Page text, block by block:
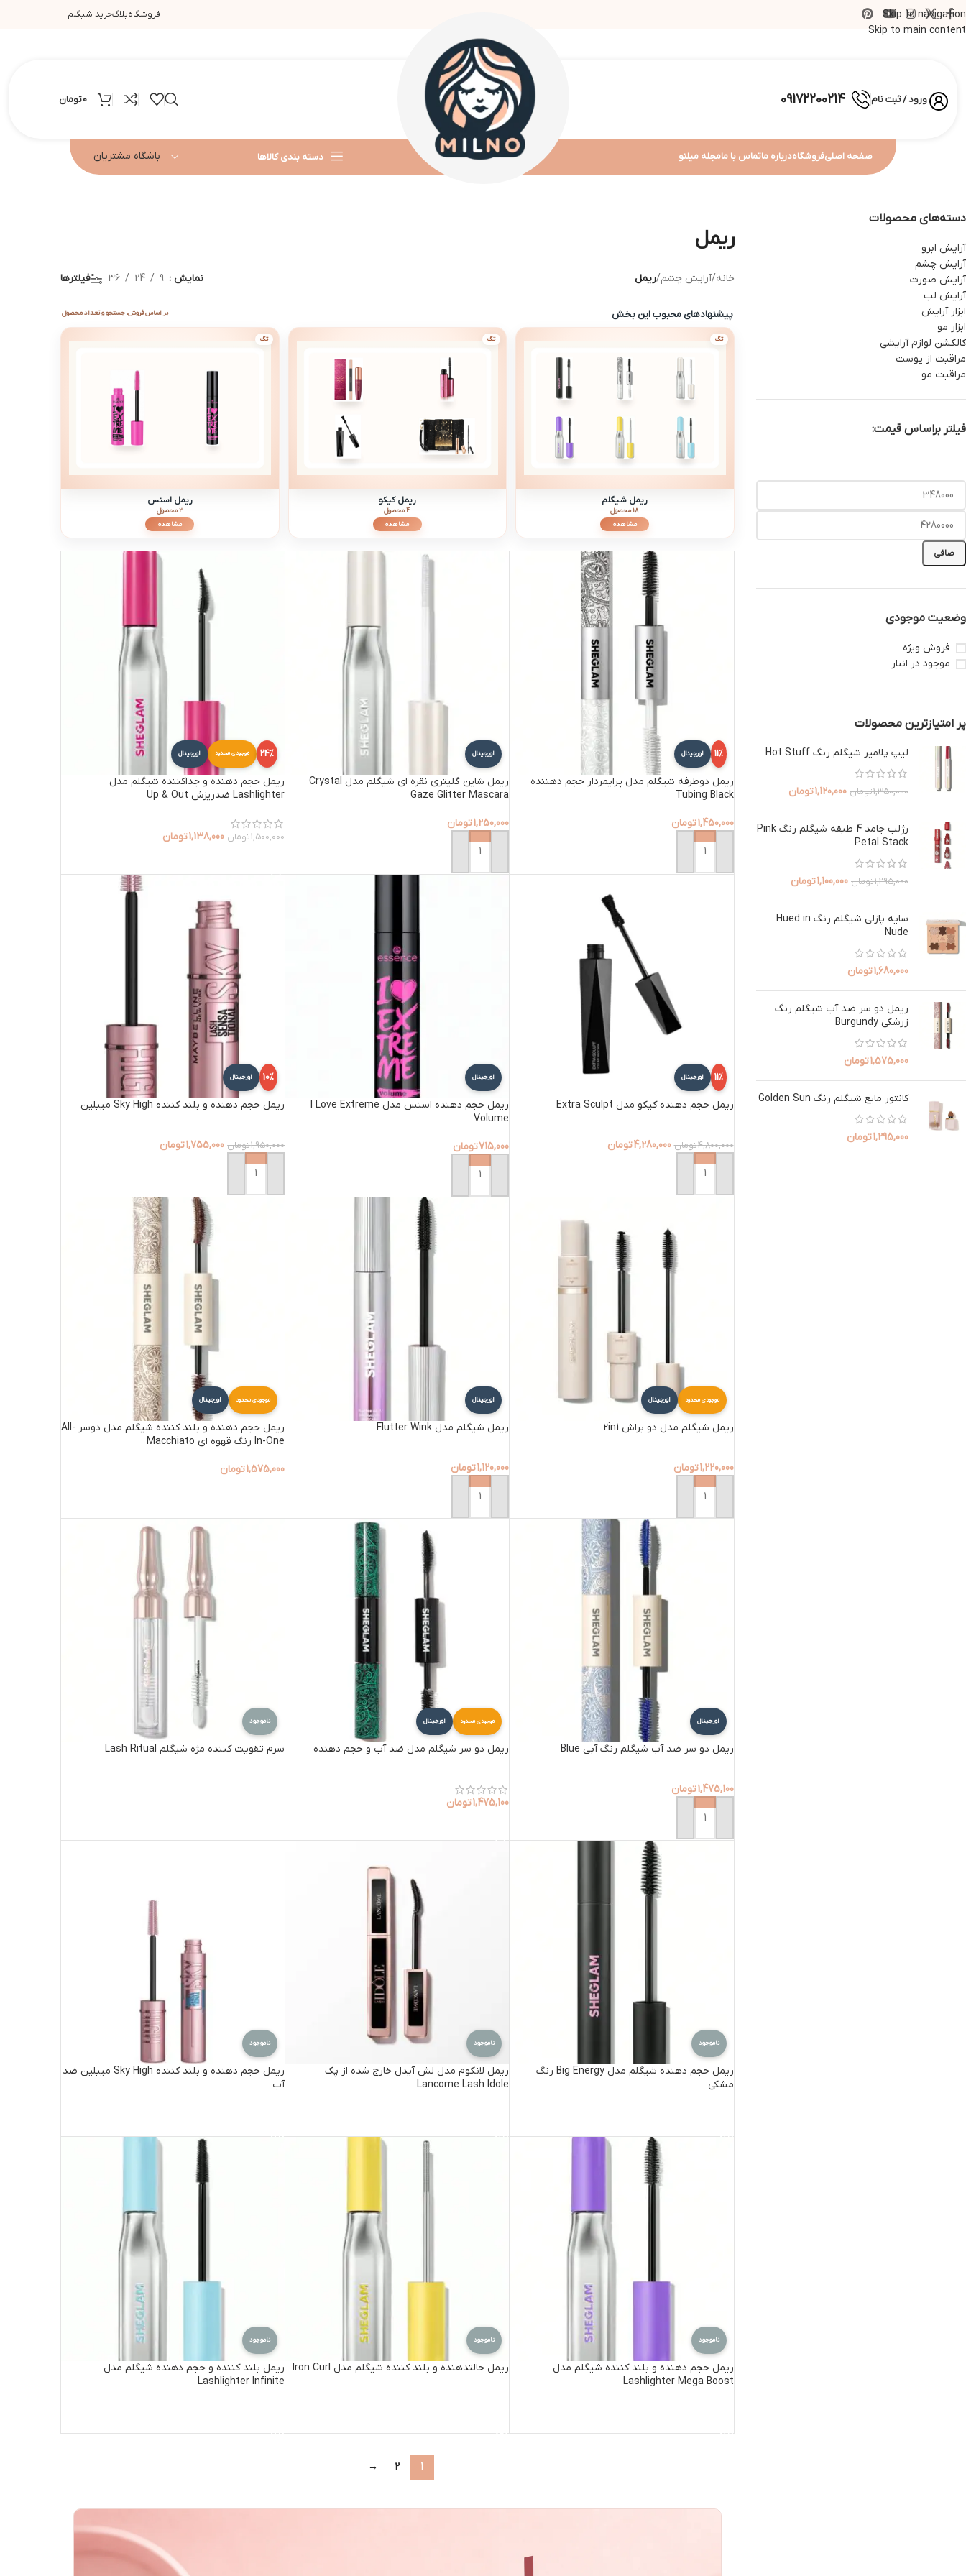
Skip to navigation
Skip to main content
فروشگاهبلاگخرید شیگلم
ورود / ثبت نام 09172200214
0تومان
صفحه اصلیفروشگاهدرباره ماتماس با مامجله میلنو دسته بندی کالاها باشگاه مشتریان
دسته‌های محصولات
آرایش ابرو
آرایش چشم
آرایش صورت
آرایش لب
ابزار آرایش
ابزار مو
کالکشن لوازم آرایشی
مراقبت از پوست
مراقبت مو
فیلتر براساس قیمت:
صافی
وضعیت موجودی
فروش ویژه
موجود در انبار
پر امتیازترین محصولات
لیپ پلامپر شیگلم رنگ Hot Stuff
1,350,000تومان 1,120,000تومان
رژلب جامد 4 طبقه شیگلم رنگ Pink
Petal Stack
1,295,000تومان 1,100,000تومان
سایه پازلی شیگلم رنگ Hued in
Nude
1,680,000تومان
ریمل دو سر ضد آب شیگلم رنگ
زرشکی Burgundy
1,575,000تومان
کانتور مایع شیگلم رنگ Golden Sun
1,295,000تومان
ریمل
خانه/آرایش چشم/ریمل نمایش 9
24
36 فیلترها
پیشنهادهای محبوب این بخش بر اساس فروش، جستجو و تعداد محصول
تگ
ریمل شیگلم
18 محصول
مشاهده
تگ
ریمل کیکو
4 محصول
مشاهده
تگ
ریمل اسنس
2 محصول
مشاهده
11% اورجینال
ریمل دوطرفه شیگلم مدل پرایمردار حجم دهننده
Tubing Black
1,450,000تومان
افزودن به سبد خرید
اورجینال
ریمل شاین گلیتری نقره ای شیگلم مدل Crystal
Gaze Glitter Mascara
1,250,000تومان
افزودن به سبد خرید
موجودی محدود 24% اورجینال
ریمل حجم دهنده و جداکننده شیگلم مدل
Lashlighter ضدریزش Up & Out
1,500,000تومان 1,138,000تومان
11% اورجینال
ریمل حجم دهنده کیکو مدل Extra Sculpt
4,800,000تومان 4,280,000تومان
افزودن به سبد خرید
اورجینال
ریمل حجم دهنده اسنس مدل I Love Extreme
Volume
715,000تومان
افزودن به سبد خرید
10% اورجینال
ریمل حجم دهنده و بلند کننده Sky High میبلین
1,950,000تومان 1,755,000تومان
افزودن به سبد خرید
موجودی محدود اورجینال
ریمل شیگلم مدل دو براش 2in1
1,220,000تومان
افزودن به سبد خرید
اورجینال
ریمل شیگلم مدل Flutter Wink
1,120,000تومان
افزودن به سبد خرید
موجودی محدود اورجینال
ریمل حجم دهنده و بلند کننده شیگلم مدل دوسر All-
In-One رنگ قهوه ای Macchiato
1,575,000تومان
اورجینال
ریمل دو سر ضد آب شیگلم رنگ آبی Blue
1,475,100تومان
افزودن به سبد خرید
موجودی محدود اورجینال
ریمل دو سر شیگلم مدل ضد آب و حجم دهنده
1,475,100تومان
ناموجود
سرم تقویت کننده مژه شیگلم Lash Ritual
ناموجود
ریمل حجم دهنده شیگلم مدل Big Energy رنگ
مشکی
ناموجود
ریمل لانکوم مدل لش آیدل خارج شده از پک
Lancome Lash Idole
ناموجود
ریمل حجم دهنده و بلند کننده Sky High میبلین ضد
آب
ناموجود
ریمل حجم دهنده و بلند کننده شیگلم مدل
Lashlighter Mega Boost
ناموجود
ریمل حالتدهنده و بلند کننده شیگلم مدل Iron Curl
ناموجود
ریمل بلند کننده و حجم دهنده شیگلم مدل
Lashlighter Infinite
1
2
→